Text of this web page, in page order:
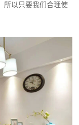
所以只要我们合理使